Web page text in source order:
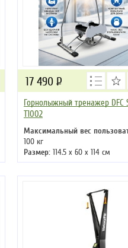
Горнолыжный тренажер DFC
T1002
Максимальный вес
100 кг
Размер: 114.5 х 60 х 114 см
17 490 Р